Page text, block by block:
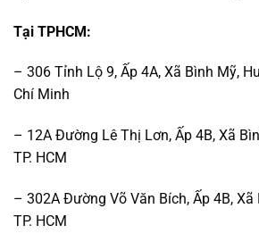
Tại TPHCM:
– 306 Tỉnh Lộ 9, Ấp 4A, Xã Bình Mỹ,
Chí Minh
– 12A Đường Lê Thị Lơn, Ấp 4B, Xã
TP. HCM
– 302A Đường Võ Văn Bích, Ấp 4B, Xã
TP. HCM